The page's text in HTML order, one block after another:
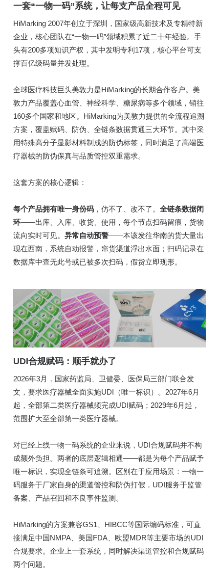
一套“一物一码”系统，让每支产品全程可见
HiMarking 2007年创立于深圳，国家级高新技术及专精特新
企业，核心团队在“一物一码”领域积累了近二十年经验。手
头有200多项知识产权，其中发明专利17项，核心平台可支
撑百亿级码量并发处理。
全球医疗科技巨头美敦力是HiMarking的长期合作客户。美
敦力产品覆盖心血管、神经科学、糖尿病等多个领域，销往
160多个国家和地区。HiMarking为美敦力提供的全流程追溯
方案，覆盖赋码、防伪、全链条数据贯通三大环节。其中采
用特殊高分子显影材料制成的防伪标签，同时满足了高端医
疗器械的防伪保真与品质管控双重需求。
这套方案的核心逻辑：
每个产品拥有唯一身份码，仿不了、改不了。 全链条数据闭
环——出库、入库、收货、使用，每个节点扫码留痕，货物
流向实时可见。 异常自动预警——本该发往华南的货大量出
现在西南，系统自动报警，窜货渠道浮出水面；扫码记录在
数据库中查无此号或已被多次扫码，假货立即现形。
UDI合规赋码：顺手就办了
2026年3月，国家药监局、卫健委、医保局三部门联合发
文，要求医疗器械全面实施UDI（唯一标识）。2027年6月
起，全部第二类医疗器械须完成UDI赋码；2029年6月起，
范围扩大至全部第一类医疗器械。
对已经上线一物一码系统的企业来说，UDI合规赋码并不构
成额外负担。两者的底层逻辑相通——都是为每个产品赋予
唯一标识，实现全链条可追溯。区别在于应用场景：一物一
码服务于厂家自身的渠道管控和防伪打假，UDI服务于监管
备案、产品召回和不良事件监测。
HiMarking的方案兼容GS1、HIBCC等国际编码标准，可直
接满足中国NMPA、美国FDA、欧盟MDR等主要市场的UDI
合规要求。企业上一套系统，同时解决渠道管控和合规赋码
两个问题。